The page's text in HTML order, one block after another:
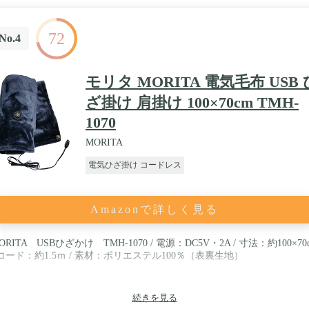
72
モリタ MORITA 電気毛布 USB
ざ掛け 肩掛け 100×70cm TMH-
1070
MORITA
電気ひざ掛け コードレス
Amazonで詳しく見る
USBひざかけ TMH-1070 / 電源：DC5V・2A / 寸法：約
ード：約1.5ｍ / 素材：ポリエステル100％（表裏生地）
続きを見る